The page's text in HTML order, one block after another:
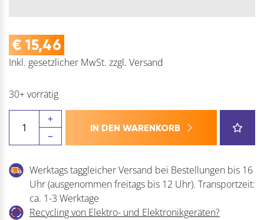
€ 15,46
Inkl. gesetzlicher MwSt. zzgl. Versand
30+ vorrätig
Zylinder-
Kastenschloss
Prestige
Menge
IN DEN WARENKORB
Werktags taggleicher Versand bei Bestellungen bis 16
Uhr (ausgenommen freitags bis 12 Uhr). Transportzeit:
ca. 1-3 Werktage
Recycling von Elektro- und Elektronikgeräten?